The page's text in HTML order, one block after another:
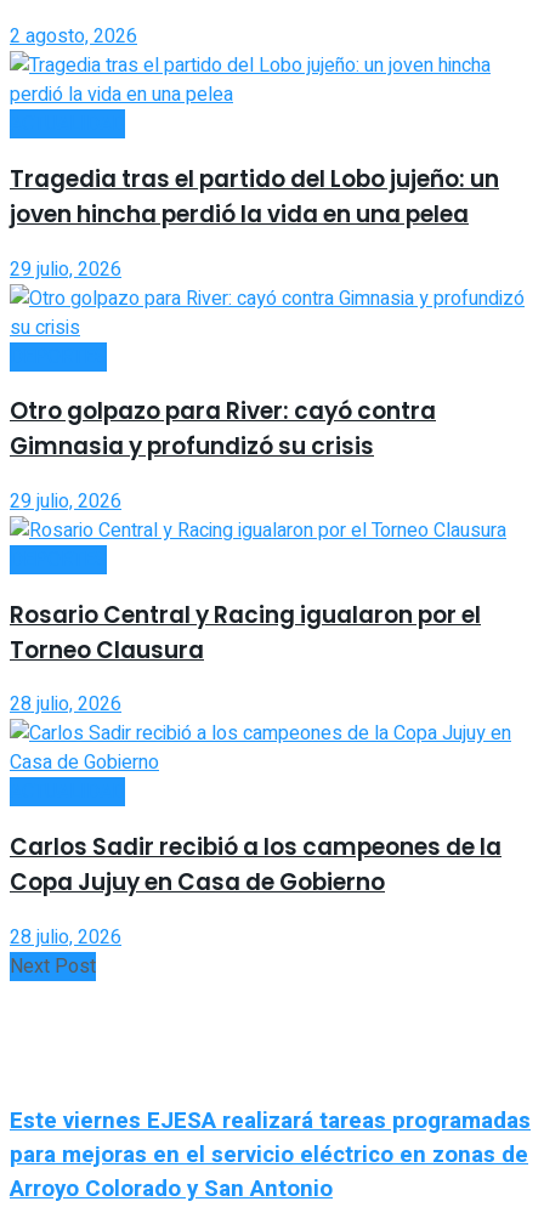
2 agosto, 2026
Tragedia tras el partido del Lobo jujeño: un
joven hincha perdió la vida en una pelea
29 julio, 2026
Otro golpazo para River: cayó contra
Gimnasia y profundizó su crisis
29 julio, 2026
Rosario Central y Racing igualaron por el
Torneo Clausura
28 julio, 2026
Carlos Sadir recibió a los campeones de la
Copa Jujuy en Casa de Gobierno
28 julio, 2026
Next Post
Este viernes EJESA realizará tareas programadas
para mejoras en el servicio eléctrico en zonas de
Arroyo Colorado y San Antonio